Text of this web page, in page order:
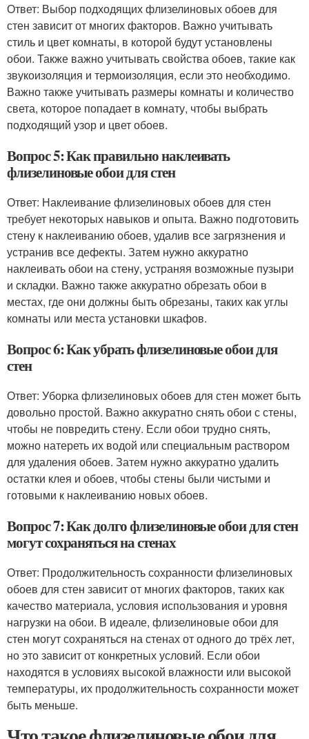
Ответ: Выбор подходящих флизелиновых обоев для
стен зависит от многих факторов. Важно учитывать
стиль и цвет комнаты, в которой будут установлены
обои. Также важно учитывать свойства обоев, такие как
звукоизоляция и термоизоляция, если это необходимо.
Важно также учитывать размеры комнаты и количество
света, которое попадает в комнату, чтобы выбрать
подходящий узор и цвет обоев.
Вопрос 5: Как правильно наклеивать
флизелиновые обои для стен
Ответ: Наклеивание флизелиновых обоев для стен
требует некоторых навыков и опыта. Важно подготовить
стену к наклеиванию обоев, удалив все загрязнения и
устранив все дефекты. Затем нужно аккуратно
наклеивать обои на стену, устраняя возможные пузыри
и складки. Важно также аккуратно обрезать обои в
местах, где они должны быть обрезаны, таких как углы
комнаты или места установки шкафов.
Вопрос 6: Как убрать флизелиновые обои для
стен
Ответ: Уборка флизелиновых обоев для стен может быть
довольно простой. Важно аккуратно снять обои с стены,
чтобы не повредить стену. Если обои трудно снять,
можно натереть их водой или специальным раствором
для удаления обоев. Затем нужно аккуратно удалить
остатки клея и обоев, чтобы стены были чистыми и
готовыми к наклеиванию новых обоев.
Вопрос 7: Как долго флизелиновые обои для стен
могут сохраняться на стенах
Ответ: Продолжительность сохранности флизелиновых
обоев для стен зависит от многих факторов, таких как
качество материала, условия использования и уровня
нагрузки на обои. В идеале, флизелиновые обои для
стен могут сохраняться на стенах от одного до трёх лет,
но это зависит от конкретных условий. Если обои
находятся в условиях высокой влажности или высокой
температуры, их продолжительность сохранности может
быть меньше.